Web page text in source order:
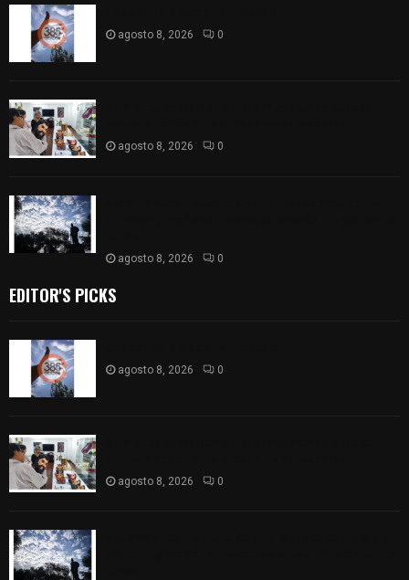
agosto 8, 2026 0
agosto 8, 2026 0
agosto 8, 2026 0
EDITOR'S PICKS
agosto 8, 2026 0
agosto 8, 2026 0